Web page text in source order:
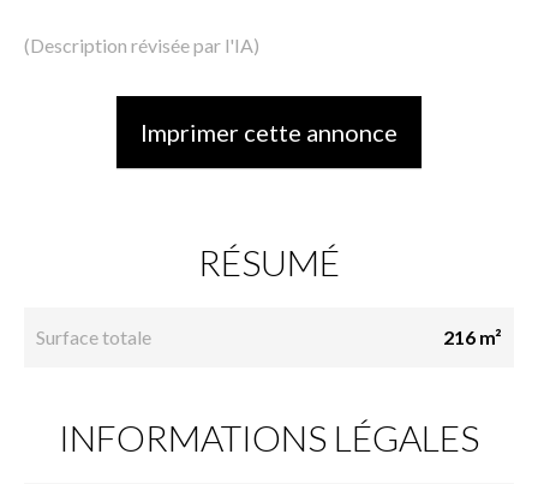
(Description révisée par l'IA)
Imprimer cette annonce
RÉSUMÉ
Surface totale 216 m²
INFORMATIONS LÉGALES